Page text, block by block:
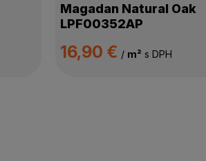
Magadan Natural Oak
LPF00352AP
16,90 € / m² s DPH